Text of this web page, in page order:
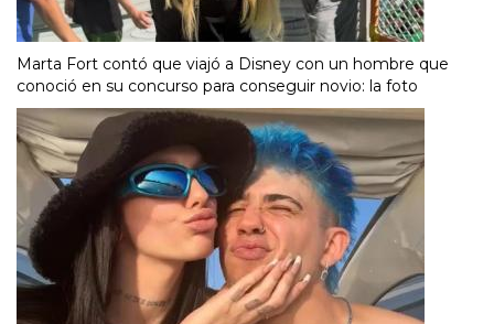
Marta Fort contó que viajó a Disney con un hombre que
conoció en su concurso para conseguir novio: la foto